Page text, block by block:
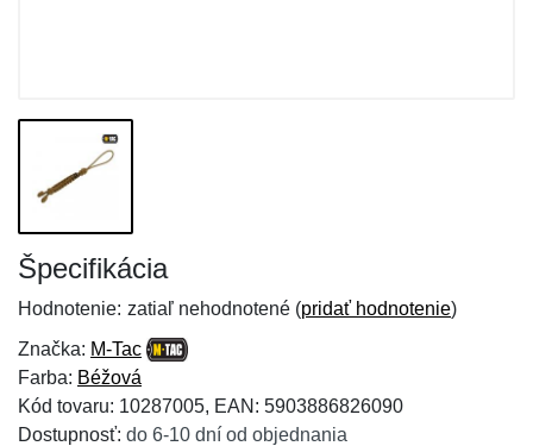
Špecifikácia
Hodnotenie: zatiaľ nehodnotené (pridať hodnotenie)
Značka: M-Tac
Farba: Béžová
Kód tovaru: 10287005, EAN: 5903886826090
Dostupnosť: do 6-10 dní od objednania